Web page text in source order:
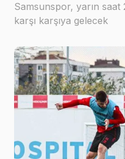
Samsunspor, yarın saat
karşı karşıya gelecek